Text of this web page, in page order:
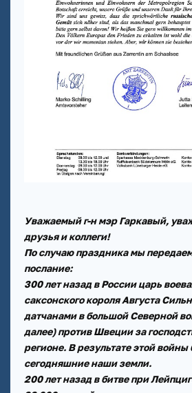
Уважаемый г-н мэр Гаркавый,
друзья и коллеги!
По случаю праздника мы
послание:
300 лет назад в России царь
саксонского короля Августа
датчанами в большой Северной
далее) против Швеции за
регионе. В результате этой
сегодняшние наши земли.
200 лет назад в битве при